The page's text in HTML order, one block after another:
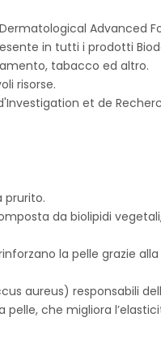
in tutti i prodotti
tabacco ed altro.
risorse.
et de
prurito.
da biolipidi
la pelle grazie
aureus) responsabili
che migliora